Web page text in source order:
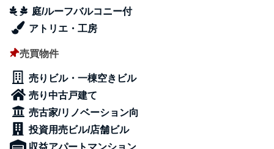
庭/ルーフバルコニー付
アトリエ・工房
売買物件
売りビル・一棟空きビル
売り中古戸建て
売古家/リノベーション向
投資用売ビル/店舗ビル
収益アパートマンション